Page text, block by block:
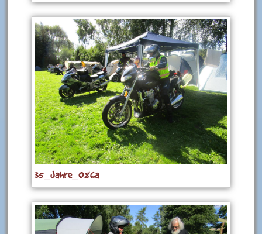
35_Jahre_086a